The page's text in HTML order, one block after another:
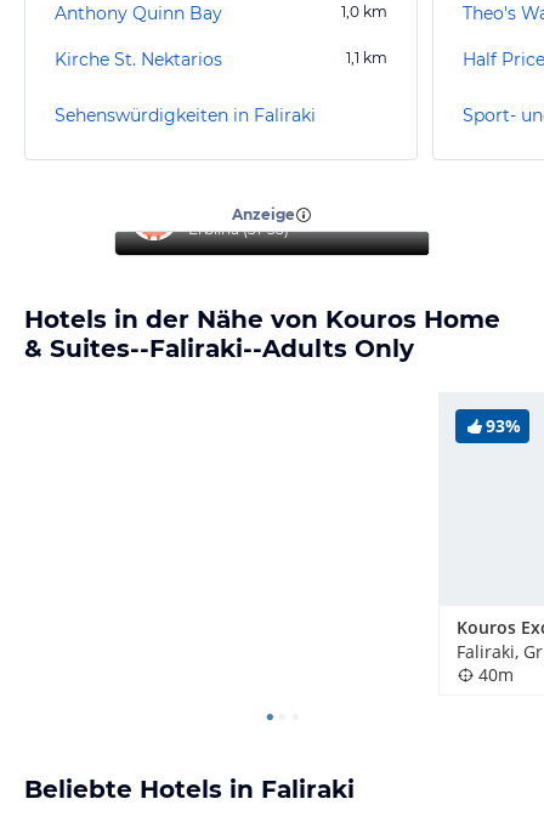
Anthony Quinn Bay 1,0 km
Kirche St. Nektarios 1,1 km
Sehenswürdigkeiten in Faliraki
Theo's
Half
Sport-
Anzeige
Erblina (31-35)
Hotels in der Nähe von Kouros Home
& Suites--Faliraki--Adults Only
93%
Kouros
Faliraki,
40m
Beliebte Hotels in Faliraki